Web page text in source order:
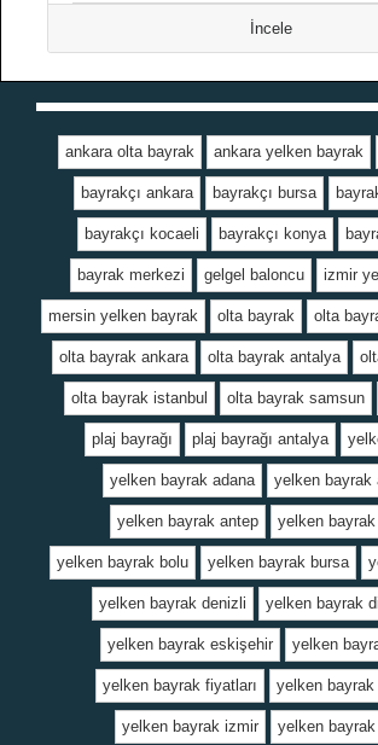
İncele
ankara olta bayrak ankara yelken bayrak
bayrakçı ankara bayrakçı bursa
bayrakçı kocaeli bayrakçı konya
bayrak merkezi gelgel baloncu izmir
mersin yelken bayrak olta bayrak olta
olta bayrak ankara olta bayrak antalya
olta bayrak istanbul olta bayrak samsun
plaj bayrağı plaj bayrağı antalya
yelken bayrak adana yelken bayrak
yelken bayrak antep yelken bayrak
yelken bayrak bolu yelken bayrak bursa
yelken bayrak denizli yelken bayrak
yelken bayrak eskişehir yelken
yelken bayrak fiyatları yelken bayrak
yelken bayrak izmir yelken